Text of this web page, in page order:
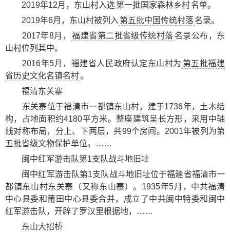
2019年12月，东山村入选第一批国家森林乡村名单。
2019年6月，东山村被列入 第五批中国传统村落名录。
2017年8月，
福建省第二批省级传统村落 名录公布，东
山村位列其中。
2016年5月，福建省人民政府认定东山村为 第五批福建
省历史文化名镇名村。
福清东关寨
东关寨位于福清市一都镇东山村，建于1736年，土木结
构，占地面积约4180平方米。整座建筑呈长方形，采用中轴
线对称布局，分上、下两层，共99个房间。2001年被列为第
五批省级文物保护单位。……
闽中红军游击队第1支队战斗地旧址
闽中红军游击队第1支队战斗地旧址位于福建省福清市一
都镇东山村东关寨（又称东山寨）。1935年5月，中共福清
中心县委和莆田中心县委合并，成立了中共闽中特委和闽中
红军游击队，开辟了罗汉里根据地，……
东山大招桥